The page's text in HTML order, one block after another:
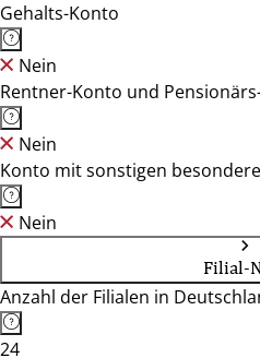
Gehalts-Konto
Nein
Rentner-Konto und
Nein
Konto mit sonstigen
Nein
Filial-
Anzahl der Filialen in
24